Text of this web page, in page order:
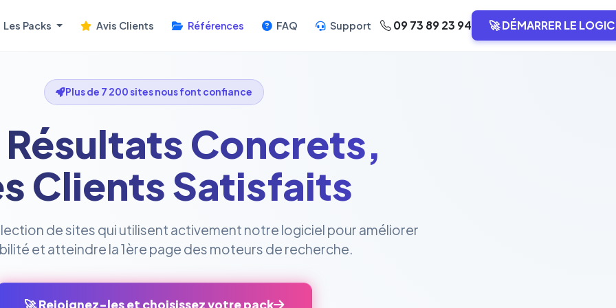
Les Packs Avis Clients Références FAQ Support 09 73 89 23 94 🚀 DÉMARRER LE
Plus de 7 200 sites nous font confiance
Résultats Concrets,
Clients Satisfaits
de sites qui utilisent activement notre logiciel pour améliorer
et atteindre la 1ère page des moteurs de recherche.
🚀 Rejoignez-les et choisissez votre pack